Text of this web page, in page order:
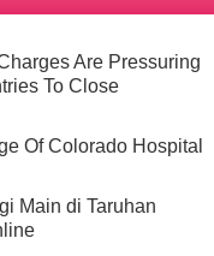
Are Pressuring
To Close
Of Colorado Hospital
Main di Taruhan